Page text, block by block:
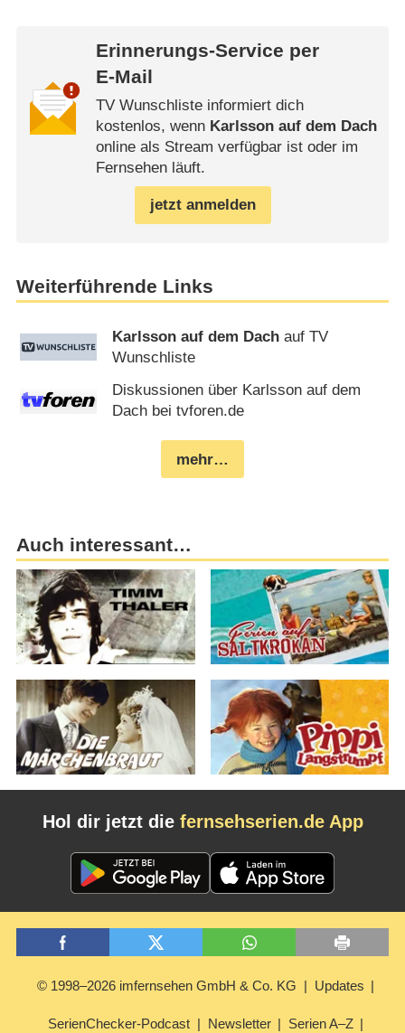
Erinnerungs-Service per
E-Mail
TV Wunschliste informiert dich
kostenlos, wenn Karlsson auf dem Dach
online als Stream verfügbar ist oder im
Fernsehen läuft.
jetzt anmelden
Weiterführende Links
Karlsson auf dem Dach auf TV
Wunschliste
Diskussionen über Karlsson auf dem
Dach bei tvforen.de
mehr…
Auch interessant…
Hol dir jetzt die fernsehserien.de App
© 1998–2026 imfernsehen GmbH & Co. KG Updates
SerienChecker-Podcast Newsletter Serien A–Z